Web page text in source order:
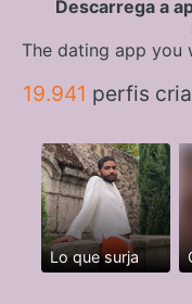
Descarrega a
The dating app
19.941 perfis
Lo que surja